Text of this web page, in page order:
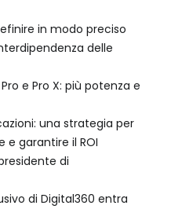
in modo preciso
delle
e Pro X: più potenza e
una strategia per
garantire il ROI
di
di Digital360 entra